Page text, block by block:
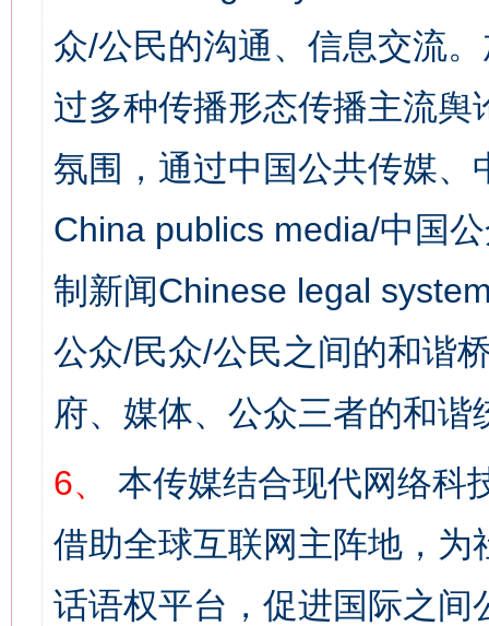
众/公民的沟通、信息交流
过多种传播形态传播主流
氛围，通过中国公共传媒
China publics media/中国
制新闻Chinese legal
公众/民众/公民之间的和谐
府、媒体、公众三者的和谐
6、
本传媒结合现代网络科
借助全球互联网主阵地，
话语权平台，促进国际之